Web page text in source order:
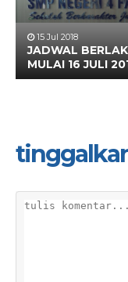
15 Jul 2018
JADWAL
MULAI 16 JULI